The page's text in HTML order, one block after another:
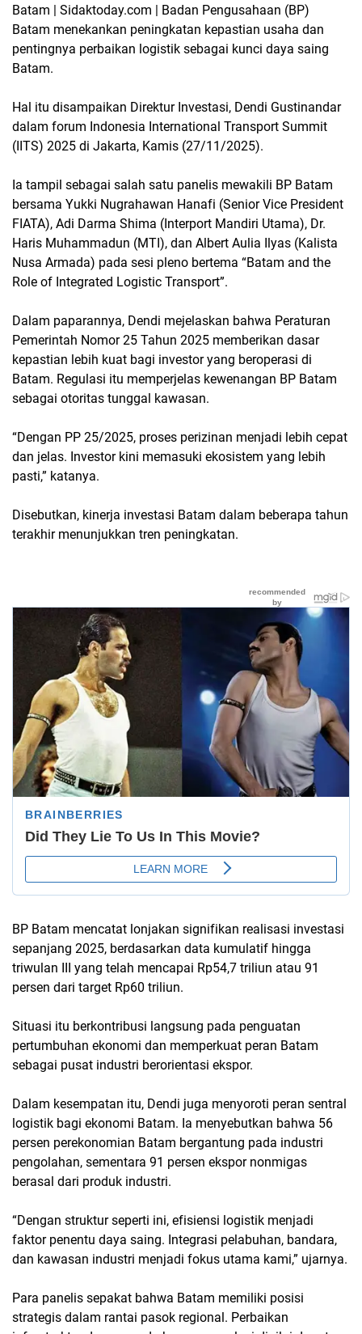
Batam | Sidaktoday.com | Badan Pengusahaan (BP)
Batam menekankan peningkatan kepastian usaha dan
pentingnya perbaikan logistik sebagai kunci daya saing
Batam.
Hal itu disampaikan Direktur Investasi, Dendi Gustinandar
dalam forum Indonesia International Transport Summit
(IITS) 2025 di Jakarta, Kamis (27/11/2025).
Ia tampil sebagai salah satu panelis mewakili BP Batam
bersama Yukki Nugrahawan Hanafi (Senior Vice President
FIATA), Adi Darma Shima (Interport Mandiri Utama), Dr.
Haris Muhammadun (MTI), dan Albert Aulia Ilyas (Kalista
Nusa Armada) pada sesi pleno bertema “Batam and the
Role of Integrated Logistic Transport”.
Dalam paparannya, Dendi mejelaskan bahwa Peraturan
Pemerintah Nomor 25 Tahun 2025 memberikan dasar
kepastian lebih kuat bagi investor yang beroperasi di
Batam. Regulasi itu memperjelas kewenangan BP Batam
sebagai otoritas tunggal kawasan.
“Dengan PP 25/2025, proses perizinan menjadi lebih cepat
dan jelas. Investor kini memasuki ekosistem yang lebih
pasti,” katanya.
Disebutkan, kinerja investasi Batam dalam beberapa tahun
terakhir menunjukkan tren peningkatan.
BP Batam mencatat lonjakan signifikan realisasi investasi
sepanjang 2025, berdasarkan data kumulatif hingga
triwulan III yang telah mencapai Rp54,7 triliun atau 91
persen dari target Rp60 triliun.
Situasi itu berkontribusi langsung pada penguatan
pertumbuhan ekonomi dan memperkuat peran Batam
sebagai pusat industri berorientasi ekspor.
Dalam kesempatan itu, Dendi juga menyoroti peran sentral
logistik bagi ekonomi Batam. Ia menyebutkan bahwa 56
persen perekonomian Batam bergantung pada industri
pengolahan, sementara 91 persen ekspor nonmigas
berasal dari produk industri.
“Dengan struktur seperti ini, efisiensi logistik menjadi
faktor penentu daya saing. Integrasi pelabuhan, bandara,
dan kawasan industri menjadi fokus utama kami,” ujarnya.
Para panelis sepakat bahwa Batam memiliki posisi
strategis dalam rantai pasok regional. Perbaikan